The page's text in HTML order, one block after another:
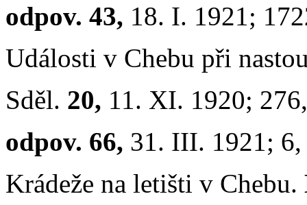
odpov. 43, 18. I. 1921;
Události v Chebu při
Sděl. 20, 11. XI. 1920;
odpov. 66, 31. III. 1921;
Krádeže na letišti v Chebu.